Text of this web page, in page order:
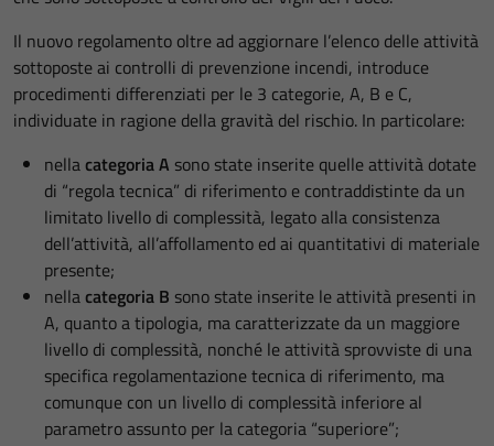
Il nuovo regolamento oltre ad aggiornare l’elenco delle attività
sottoposte ai controlli di prevenzione incendi, introduce
procedimenti differenziati per le 3 categorie, A, B e C,
individuate in ragione della gravità del rischio. In particolare:
nellacategoria A sono state inserite quelle attività dotate
di “regola tecnica” di riferimento e contraddistinte da un
limitato livello di complessità, legato alla consistenza
dell’attività, all’affollamento ed ai quantitativi di materiale
presente;
nellacategoria B sono state inserite le attività presenti in
A, quanto a tipologia, ma caratterizzate da un maggiore
livello di complessità, nonché le attività sprovviste di una
specifica regolamentazione tecnica di riferimento, ma
comunque con un livello di complessità inferiore al
parametro assunto per la categoria “superiore”;